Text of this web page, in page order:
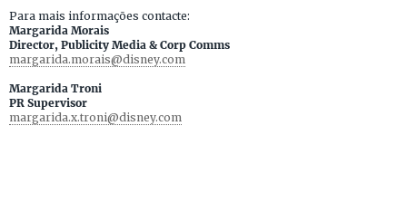
Para mais informações contacte:
Margarida Morais
Director, Publicity Media & Corp Comms
margarida.morais@disney.com
Margarida Troni
PR Supervisor
margarida.x.troni@disney.com